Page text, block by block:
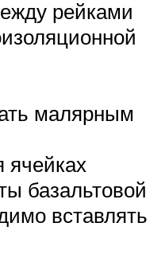
рейками
малярным
ячейках
базальтовой
вставлять